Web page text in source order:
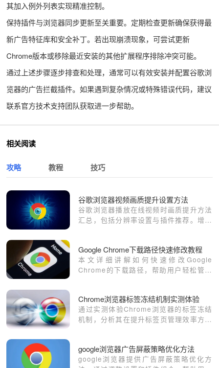
其加入例外列表实现精准控制。
保持插件与浏览器同步更新至关重要。定期检查更新确保获得最
新广告特征库和安全补丁。若出现崩溃现象，可尝试更新
Chrome版本或移除最近安装的其他扩展程序排除冲突可能。
通过上述步骤逐步排查和处理，通常可以有效安装并配置谷歌浏
览器的广告拦截插件。如果遇到复杂情况或特殊错误代码，建议
联系官方技术支持团队获取进一步帮助。
相关阅读
攻略 教程 技巧
谷歌浏览器视频画质提升设置方法
谷歌浏览器播放在线视频时画质提升方法
汇总，包括分辨率设置与插件推荐。增强
Google Chrome下载路径快速修改教程
本文详细讲解如何快速修改Google
Chrome的下载路径，帮助用户轻松管理
Chrome浏览器标签冻结机制实测体验
通过实测体验Chrome浏览器的标签冻结
机制，分析其在提升标签页管理效率方面
google浏览器广告屏蔽策略优化方法
google浏览器提供广告屏蔽策略优化方